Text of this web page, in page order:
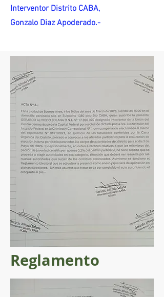
Interventor Distrito CABA,
Gonzalo Diaz Apoderado.-
Reglamento